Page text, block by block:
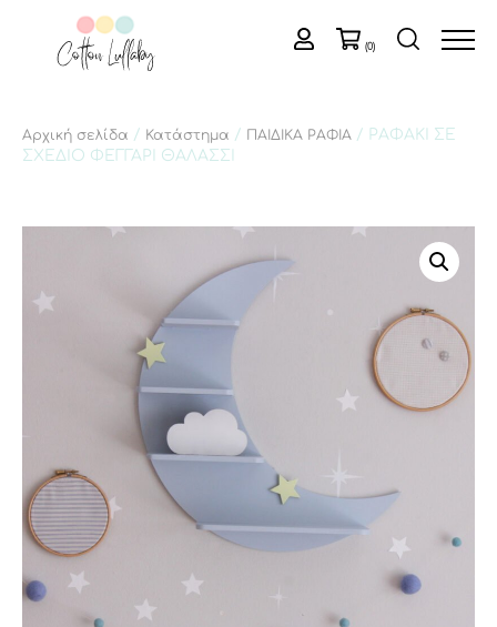
(0)
Αρχική σελίδα / Κατάστημα / ΠΑΙΔΙΚΑ ΡΑΦΙΑ / ΡΑΦΑΚΙ ΣΕ
ΣΧΕΔΙΟ ΦΕΓΓΑΡΙ ΘΑΛΑΣΣΙ